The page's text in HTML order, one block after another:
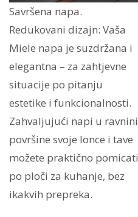
Savršena napa.
Redukovani dizajn: Vaša
Miele napa je suzdržana i
elegantna – za zahtjevne
situacije po pitanju
estetike i funkcionalnosti.
Zahvaljujući napi u ravnini
površine svoje lonce i tave
možete praktično pomicati
po ploči za kuhanje, bez
ikakvih prepreka.